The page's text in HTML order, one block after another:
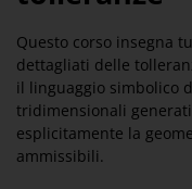
Questo corso insegna
dettagliati delle
il linguaggio simbolico
tridimensionali
esplicitamente la
ammissibili.